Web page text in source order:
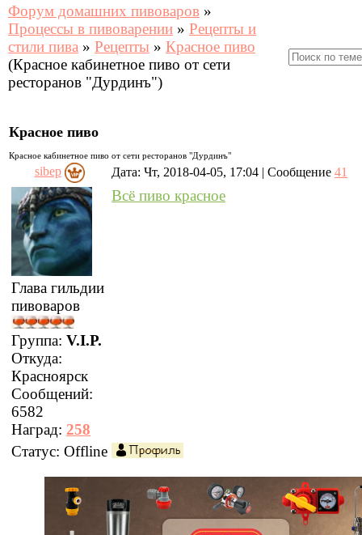
Форум домашних пивоваров »
Процессы в пивоварении » Рецепты и
стили пива » Рецепты » Красное пиво
(Красное кабинетное пиво от сети
ресторанов "Дурдинъ")
Красное пиво
Красное кабинетное пиво от сети ресторанов "Дурдинъ"
sibep Дата: Чт, 2018-04-05, 17:04 | Сообщение 41
Глава гильдии
пивоваров
Группа: V.I.P.
Откуда:
Красноярск
Сообщений:
6582
Наград: 258
Всё пиво красное
Статус: Offline